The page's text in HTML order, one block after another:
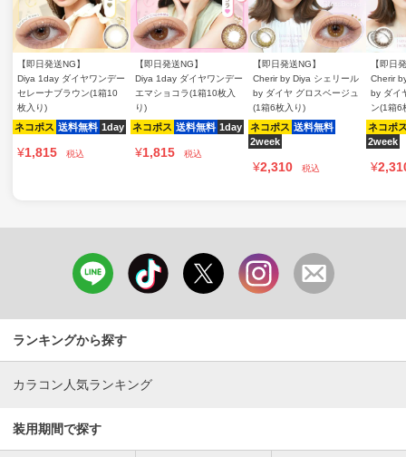
【即日発送NG】
Diya 1day ダイヤワンデー
セレーナブラウン(1箱10
枚入り)
ネコポス 送料無料 1day
¥1,815 税込
【即日発送NG】
Diya 1day ダイヤワンデー
エマショコラ(1箱10枚入
り)
ネコポス 送料無料 1day
¥1,815 税込
【即日発送NG】
Cherir by Diya シェリール
by ダイヤ グロスベージュ
(1箱6枚入り)
ネコポス 送料無料
2week
¥2,310 税込
【即日
Cherir
by ダイ
ン(1箱6
ネコポ
2week
¥
ランキングから探す
カラコン人気ランキング
装用期間で探す